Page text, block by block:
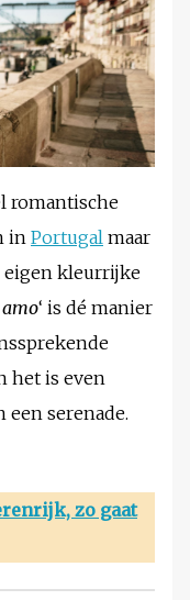
romantische
in Portugal maar
eigen kleurrijke
amo‘ is dé manier
het is even
serenade.
zo gaat